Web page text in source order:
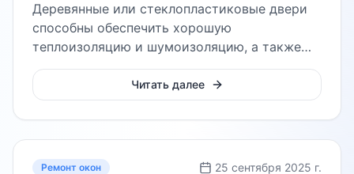
Деревянные или стеклопластиковые двери
способны обеспечить хорошую
теплоизоляцию и шумоизоляцию, а также
защиту от сквозняков
Читать далее
Ремонт окон 25 сентября 2025 г.